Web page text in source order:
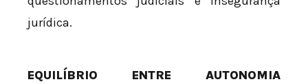
jurídica.
EQUILÍBRIO ENTRE AUTONOMIA